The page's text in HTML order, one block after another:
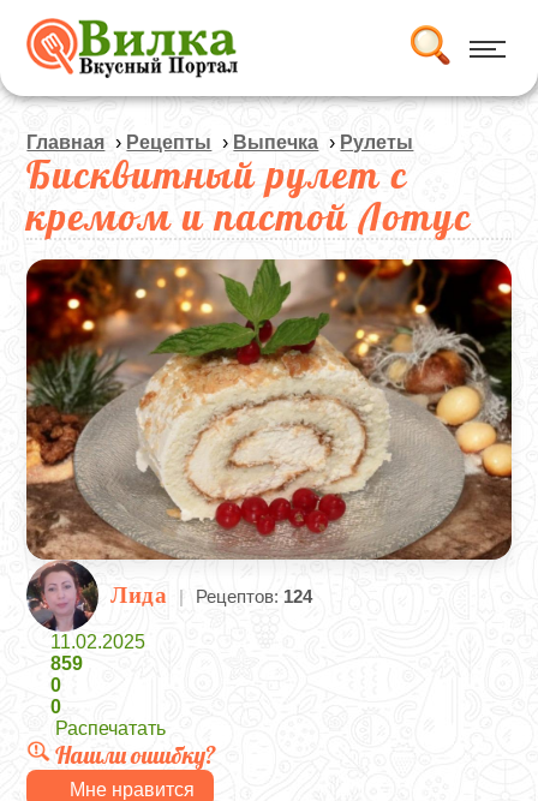
Главная › Рецепты › Выпечка › Рулеты
Бисквитный рулет с
кремом и пастой Лотус
Лида | Рецептов: 124
11.02.2025
859
0
0
Распечатать
Нашли ошибку?
Мне нравится